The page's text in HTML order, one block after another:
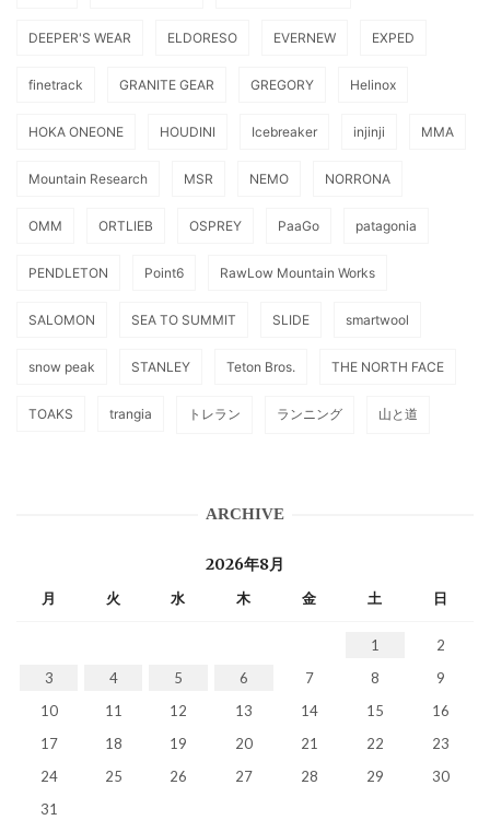
DEEPER'S WEAR ELDORESO EVERNEW EXPED
finetrack GRANITE GEAR GREGORY Helinox
HOKA ONEONE HOUDINI Icebreaker injinji MMA
Mountain Research MSR NEMO NORRONA
OMM ORTLIEB OSPREY PaaGo patagonia
PENDLETON Point6 RawLow Mountain Works
SALOMON SEA TO SUMMIT SLIDE smartwool
snow peak STANLEY Teton Bros. THE NORTH FACE
TOAKS trangia トレラン ランニング 山と道
ARCHIVE
2026年8月
月 火 水 木 金 土 日
1
2
3
4 5 6 7 8
9
10
11 12 13 14 15
16
17
18 19 20 21 22
23
24
25 26 27 28 29
30
31